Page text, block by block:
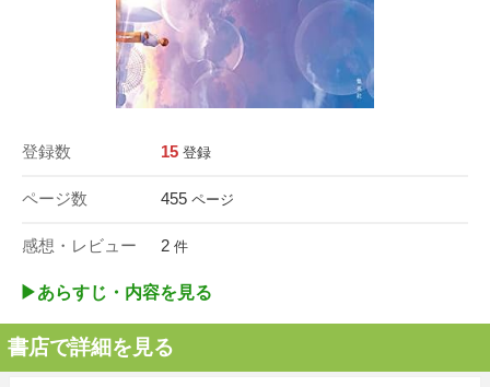
登録数 15 登録
ページ数 455 ページ
感想・レビュー 2 件
▶︎あらすじ・内容を見る
書店で詳細を見る